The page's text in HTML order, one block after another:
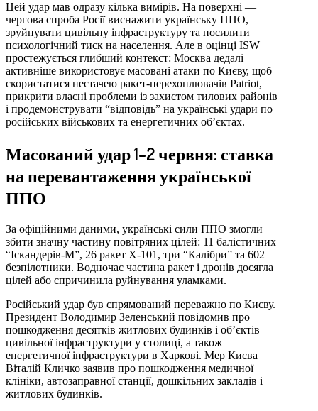
Цей удар мав одразу кілька вимірів. На поверхні —
чергова спроба Росії виснажити українську ППО,
зруйнувати цивільну інфраструктуру та посилити
психологічний тиск на населення. Але в оцінці ISW
простежується глибший контекст: Москва дедалі
активніше використовує масовані атаки по Києву, щоб
скористатися нестачею ракет-перехоплювачів Patriot,
прикрити власні проблеми із захистом тилових районів
і продемонструвати “відповідь” на українські удари по
російських військових та енергетичних об’єктах.
Масований удар 1–2 червня: ставка
на перевантаження української
ППО
За офіційними даними, українські сили ППО змогли
збити значну частину повітряних цілей: 11 балістичних
“Іскандерів-М”, 26 ракет Х-101, три “Калібри” та 602
безпілотники. Водночас частина ракет і дронів досягла
цілей або спричинила руйнування уламками.
Російський удар був спрямований переважно по Києву.
Президент Володимир Зеленський повідомив про
пошкодження десятків житлових будинків і об’єктів
цивільної інфраструктури у столиці, а також
енергетичної інфраструктури в Харкові. Мер Києва
Віталій Кличко заявив про пошкодження медичної
клініки, автозаправної станції, дошкільних закладів і
житлових будинків.